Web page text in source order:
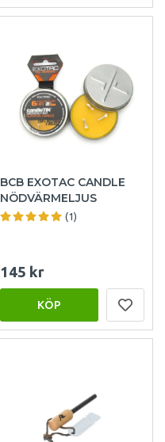
BCB EXOTAC CANDLE
NÖDVÄRMELJUS
(1)
145 kr
KÖP